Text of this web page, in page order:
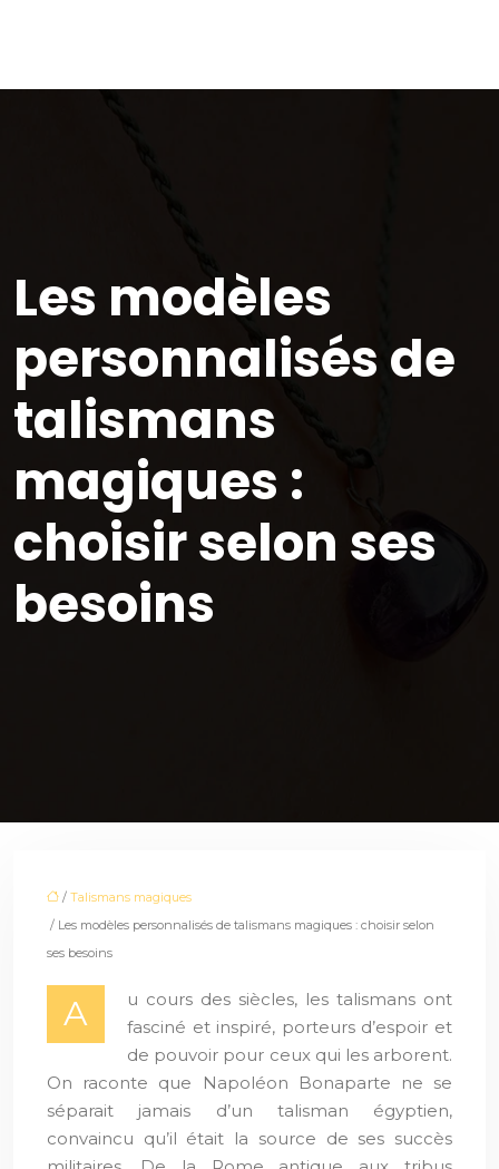
Les modèles
personnalisés de
talismans
magiques :
choisir selon ses
besoins
/ Talismans magiques
/ Les modèles personnalisés de talismans magiques : choisir selon
ses besoins
A
u cours des siècles, les talismans ont
fasciné et inspiré, porteurs d’espoir et
de pouvoir pour ceux qui les arborent.
On raconte que Napoléon Bonaparte ne se
séparait jamais d’un talisman égyptien,
convaincu qu’il était la source de ses succès